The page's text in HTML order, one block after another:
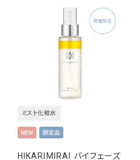
HIKARIMIRAI バイフェーズ
ミスト化粧水